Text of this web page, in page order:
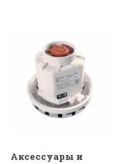
Аксессуары и